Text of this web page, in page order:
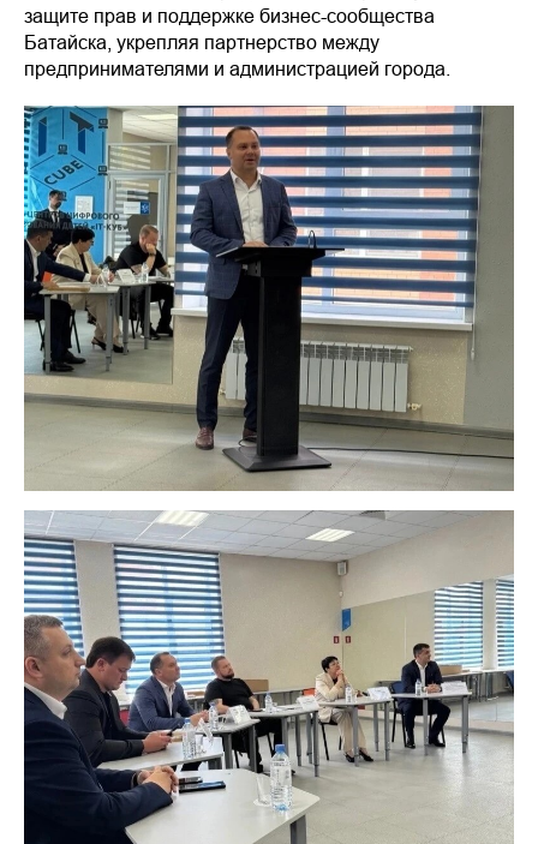
защите прав и поддержке бизнес-сообщества
Батайска, укрепляя партнерство между
предпринимателями и администрацией города.